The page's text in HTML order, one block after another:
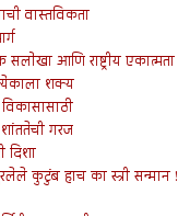
वास्तविकता
आणि राष्ट्रीय एकात्मता
शक्य
गरज
दिशा
कुटुंब हाच का स्त्री सन्मान !